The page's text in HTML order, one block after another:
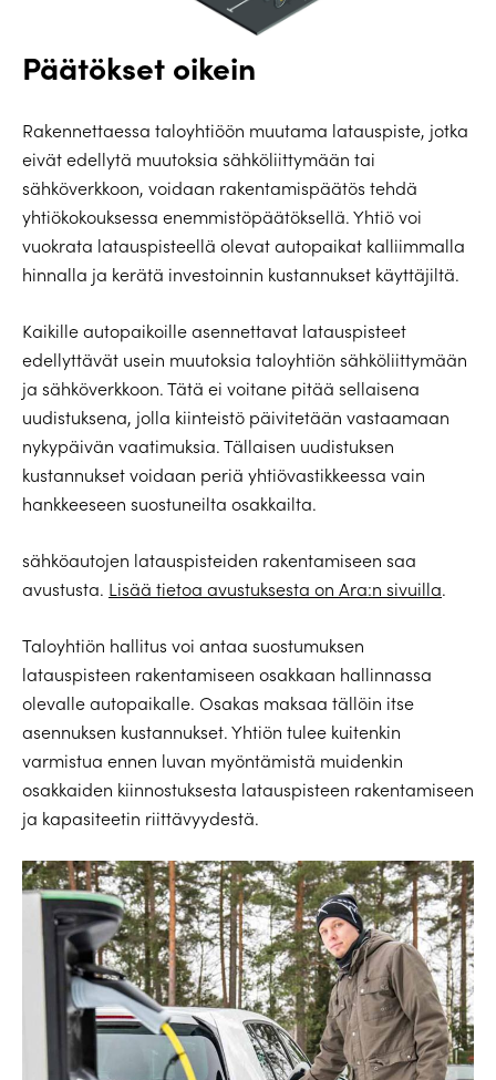
Päätökset oikein
Rakennettaessa taloyhtiöön muutama latauspiste, jotka
eivät edellytä muutoksia sähköliittymään tai
sähköverkkoon, voidaan rakentamispäätös tehdä
yhtiökokouksessa enemmistöpäätöksellä. Yhtiö voi
vuokrata latauspisteellä olevat autopaikat kalliimmalla
hinnalla ja kerätä investoinnin kustannukset käyttäjiltä.
Kaikille autopaikoille asennettavat latauspisteet
edellyttävät usein muutoksia taloyhtiön sähköliittymään
ja sähköverkkoon. Tätä ei voitane pitää sellaisena
uudistuksena, jolla kiinteistö päivitetään vastaamaan
nykypäivän vaatimuksia. Tällaisen uudistuksen
kustannukset voidaan periä yhtiövastikkeessa vain
hankkeeseen suostuneilta osakkailta.
sähköautojen latauspisteiden rakentamiseen saa
avustusta. Lisää tietoa avustuksesta on Ara:n sivuilla.
Taloyhtiön hallitus voi antaa suostumuksen
latauspisteen rakentamiseen osakkaan hallinnassa
olevalle autopaikalle. Osakas maksaa tällöin itse
asennuksen kustannukset. Yhtiön tulee kuitenkin
varmistua ennen luvan myöntämistä muidenkin
osakkaiden kiinnostuksesta latauspisteen rakentamiseen
ja kapasiteetin riittävyydestä.